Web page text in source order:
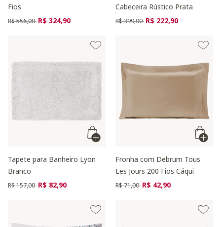
Fios
Preço reduzido de
R$ 556,00 para
R$ 324,90
Cabeceira Rústico Prata
Preço reduzido de
R$ 399,00 para
R$ 222,90
Tapete para Banheiro Lyon
Branco
Preço reduzido de
R$ 157,00 para
R$ 82,90
Fronha com Debrum Tous
Les Jours 200 Fios Cáqui
Preço reduzido de
R$ 71,00 para
R$ 42,90